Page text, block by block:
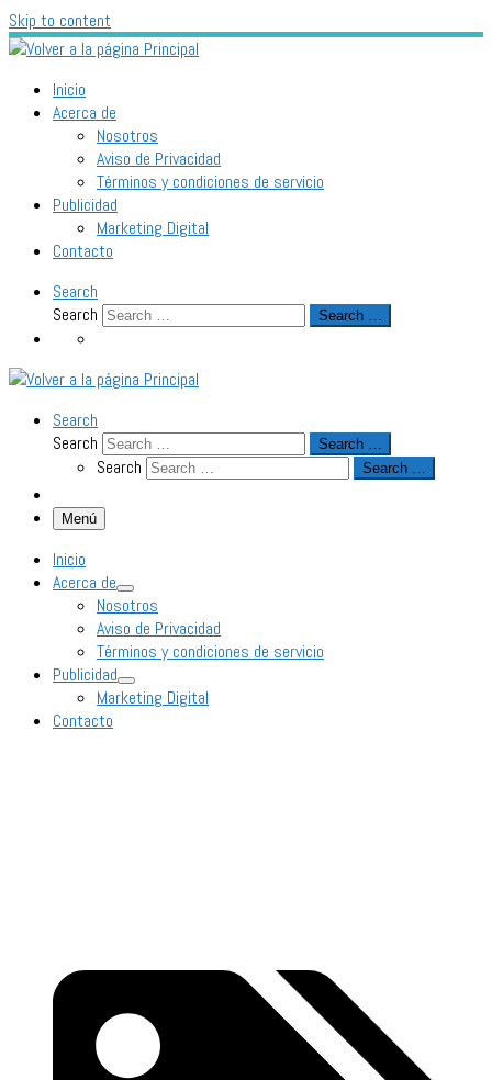
Skip to content
Inicio
Acerca de
Nosotros
Aviso de Privacidad
Términos y condiciones de servicio
Publicidad
Marketing Digital
Contacto
Search
Search
Search …
Search
Search
Search …
Search Search …
Menú
Inicio
Acerca de
Nosotros
Aviso de Privacidad
Términos y condiciones de servicio
Publicidad
Marketing Digital
Contacto